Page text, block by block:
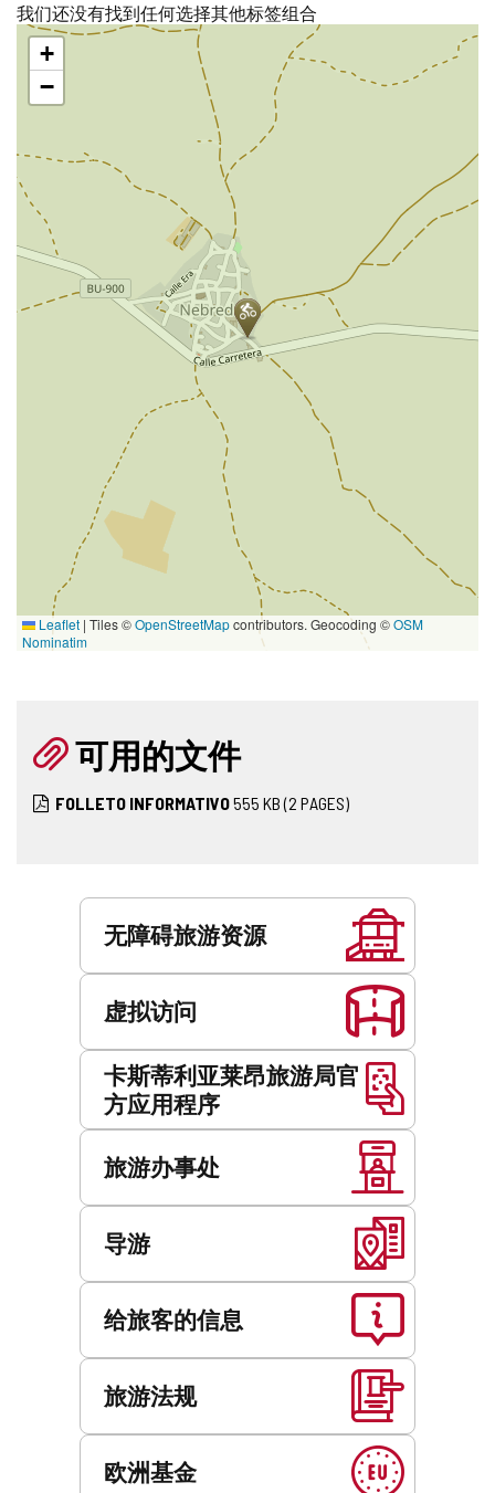
我们还没有找到任何选择其他标签组合
跳
地
图
+
−
Leaflet | Tiles ©OpenStreetMapcontributors. Geocoding ©OSM
Nominatim
可用的文件
FOLLETO INFORMATIVO555 KB(2 PAGES)
无障碍旅游资源
虚拟访问
卡斯蒂利亚莱昂旅游局官
方应用程序
旅游办事处
导游
给旅客的信息
旅游法规
欧洲基金